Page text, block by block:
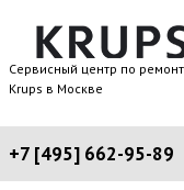
Сервисный центр по
Krups в Москве
+7 [495] 662-95-89